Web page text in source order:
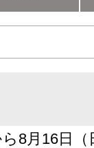
8月16日